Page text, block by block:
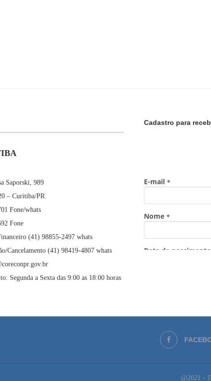
Saporski, 989
– Curitiba/PR
Fone/whats
Fone
(41) 98855-2497 whats
Cancelamento (41) 98419-4807 whats
Segunda a Sexta das 9:00 as 18:00 horas
Cadastro para
@2021 -